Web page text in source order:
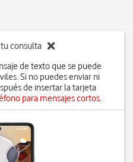
consulta
de texto que se puede
Si no puedes enviar ni
de insertar la tarjeta
para mensajes cortos.